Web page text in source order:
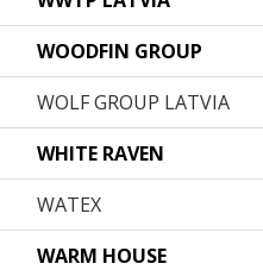
WOODFIN GROUP
WOLF GROUP LATVIA
WHITE RAVEN
WATEX
WARM HOUSE